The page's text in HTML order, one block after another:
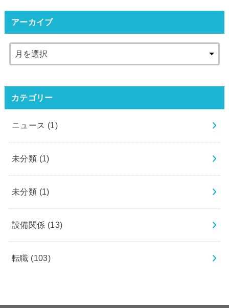
アーカイブ
カテゴリー
ニュース (1)
未分類 (1)
未分類 (1)
設備関係 (13)
転職 (103)